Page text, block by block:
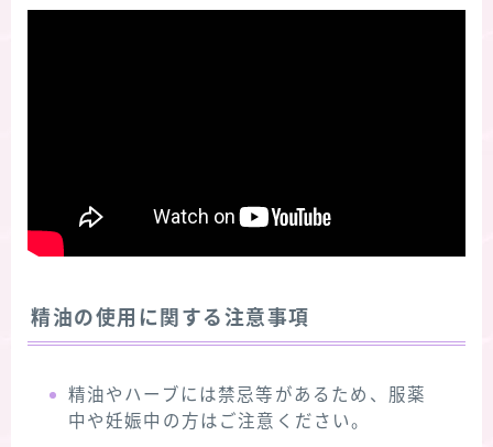
精油の使用に関する注意事項
精油やハーブには禁忌等があるため、服薬
中や妊娠中の方はご注意ください。